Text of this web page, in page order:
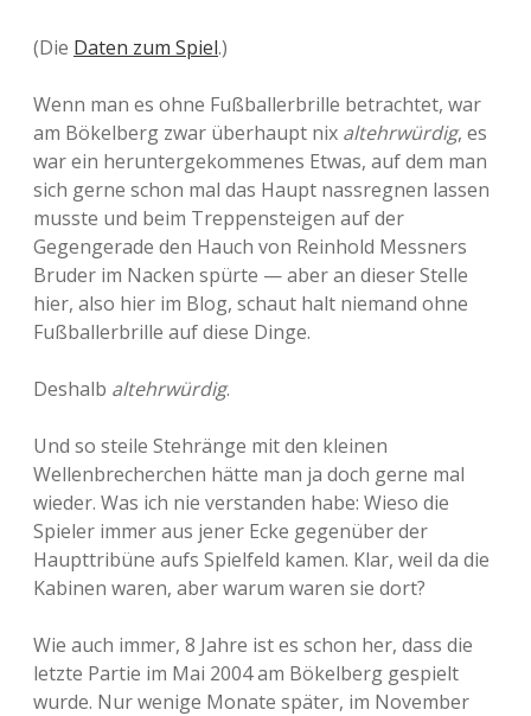
(Die Daten zum Spiel.)
Wenn man es ohne Fußballerbrille betrachtet, war
am Bökelberg zwar überhaupt nix altehrwürdig, es
war ein heruntergekommenes Etwas, auf dem man
sich gerne schon mal das Haupt nassregnen lassen
musste und beim Treppensteigen auf der
Gegengerade den Hauch von Reinhold Messners
Bruder im Nacken spürte — aber an dieser Stelle
hier, also hier im Blog, schaut halt niemand ohne
Fußballerbrille auf diese Dinge.
Deshalb altehrwürdig.
Und so steile Stehränge mit den kleinen
Wellenbrecherchen hätte man ja doch gerne mal
wieder. Was ich nie verstanden habe: Wieso die
Spieler immer aus jener Ecke gegenüber der
Haupttribüne aufs Spielfeld kamen. Klar, weil da die
Kabinen waren, aber warum waren sie dort?
Wie auch immer, 8 Jahre ist es schon her, dass die
letzte Partie im Mai 2004 am Bökelberg gespielt
wurde. Nur wenige Monate später, im November